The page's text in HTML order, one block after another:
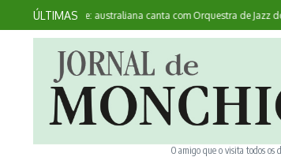
Ir para o conteúdo
ÚLTIMAS
Aqui Acontece: australiana canta com Orquestra de Jazz do
O amigo que o visita todos os